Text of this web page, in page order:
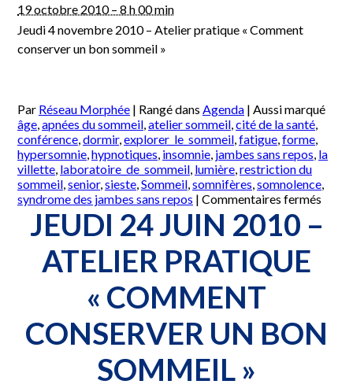
19 octobre 2010 – 8 h 00 min
Jeudi 4 novembre 2010 – Atelier pratique « Comment
conserver un bon sommeil »
Par Réseau Morphée | Rangé dans Agenda | Aussi marqué
âge,apnées du sommeil,atelier sommeil,cité de la santé,
conférence,dormir,explorer_le_sommeil,fatigue,forme,
hypersomnie,hypnotiques, insomnie, jambes sans repos, la
villette, laboratoire_de_sommeil, lumière,restriction du
sommeil,senior,sieste,Sommeil,somnifères,somnolence,
syndrome des jambes sans repos | Commentaires fermés
4
un
JEUDI 24 JUIN 2010 –
ATELIER PRATIQUE
« COMMENT
CONSERVER UN BON
SOMMEIL »